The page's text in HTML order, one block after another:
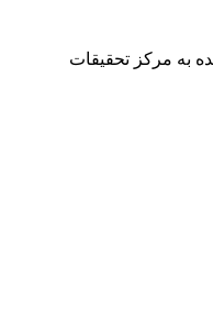
به مرکز تحقیقات